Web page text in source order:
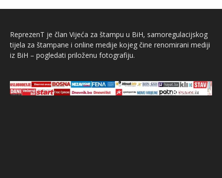
ReprezenT je član Vijeća za štampu u BiH, samoregulacijskog
tijela za štampane i online medije kojeg čine renomirani mediji
iz BiH – pogledati priloženu fotografiju.